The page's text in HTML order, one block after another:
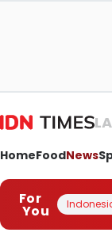
HomeFoodNews
For
You